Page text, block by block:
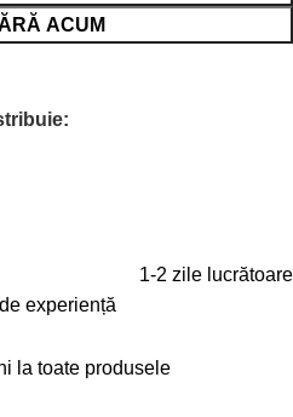
ACUM
1-2 zile lucrătoare
experiență
la toate produsele